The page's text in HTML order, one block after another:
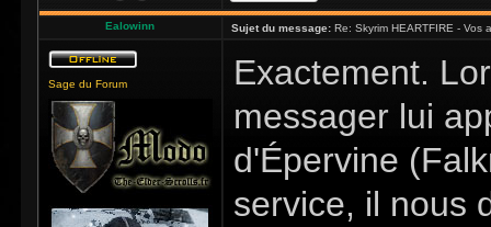
Ealowinn Sujet du message: Re: Skyrim HEARTFIRE - Vos
Sage du Forum
Exactement.
messager lui
d'Épervine
service, il nous